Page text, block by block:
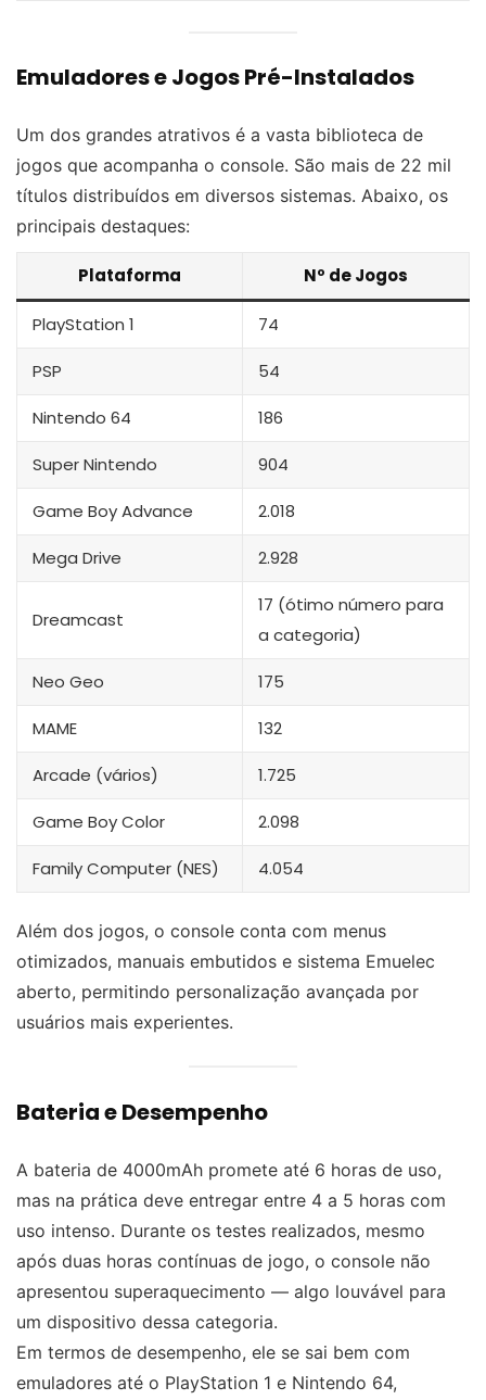
Emuladores e Jogos Pré-Instalados
Um dos grandes atrativos é a vasta biblioteca de
jogos que acompanha o console. São mais de 22 mil
títulos distribuídos em diversos sistemas. Abaixo, os
principais destaques:
Plataforma Nº de Jogos
PlayStation 1 74
PSP 54
Nintendo 64 186
Super Nintendo 904
Game Boy Advance 2.018
Mega Drive 2.928
Dreamcast
17 (ótimo número para
a categoria)
Neo Geo 175
MAME 132
Arcade (vários) 1.725
Game Boy Color 2.098
Family Computer (NES) 4.054
Além dos jogos, o console conta com menus
otimizados, manuais embutidos e sistema Emuelec
aberto, permitindo personalização avançada por
usuários mais experientes.
Bateria e Desempenho
A bateria de 4000mAh promete até 6 horas de uso,
mas na prática deve entregar entre 4 a 5 horas com
uso intenso. Durante os testes realizados, mesmo
após duas horas contínuas de jogo, o console não
apresentou superaquecimento — algo louvável para
um dispositivo dessa categoria.
Em termos de desempenho, ele se sai bem com
emuladores até o PlayStation 1 e Nintendo 64,